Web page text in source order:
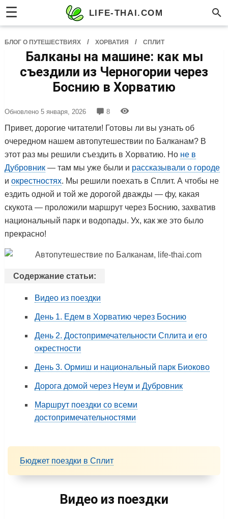
☰ LIFE-THAI.COM
БЛОГ О ПУТЕШЕСТВИЯХ / ХОРВАТИЯ / СПЛИТ
Балканы на машине: как мы
съездили из Черногории через
Боснию в Хорватию
Обновлено 5 января, 2026 8
Привет, дорогие читатели! Готовы ли вы узнать об
очередном нашем автопутешествии по Балканам? В
этот раз мы решили съездить в Хорватию. Но не в
Дубровник— там мы уже были и рассказывали о городе
и окрестностях. Мы решили поехать в Сплит. А чтобы не
ездить одной и той же дорогой дважды — фу, какая
скукота — проложили маршрут через Боснию, захватив
национальный парк и водопады. Ух, как же это было
прекрасно!
Содержание статьи:
Видео из поездки
День 1. Едем в Хорватию через Боснию
День 2. Достопримечательности Сплита и его
окрестности
День 3. Ормиш и национальный парк Биоково
Дорога домой через Неум и Дубровник
Маршрут поездки со всеми
достопримечательностями
Бюджет поездки в Сплит
Видео из поездки